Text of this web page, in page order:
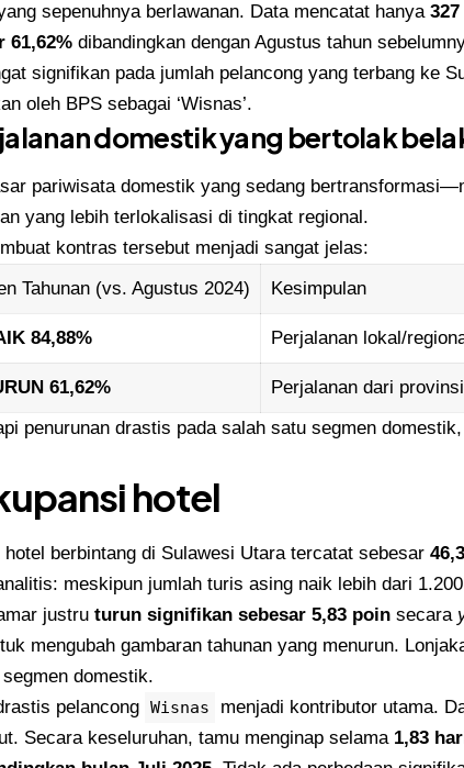
sepenuhnya berlawanan. Data mencatat hanya
61,62% dibandingkan dengan Agustus tahun
signifikan pada jumlah pelancong yang terbang ke
oleh BPS sebagai ‘Wisnas’.
domestik yang bertolak
pariwisata domestik yang sedang
yang lebih terlokalisasi di tingkat regional.
kontras tersebut menjadi sangat jelas:
Tahunan (vs. Agustus 2024) Kesimpulan
84,88% Perjalanan lokal/
61,62%
Perjalanan dari
penurunan drastis pada salah satu segmen
hotel
berbintang di Sulawesi Utara tercatat sebesar
meskipun jumlah turis asing naik lebih dari
justru turun signifikan sebesar 5,83 poin secara
mengubah gambaran tahunan yang menurun.
domestik.
pelancong Wisnas
menjadi kontributor utama.
Secara keseluruhan, tamu menginap selama 1,83